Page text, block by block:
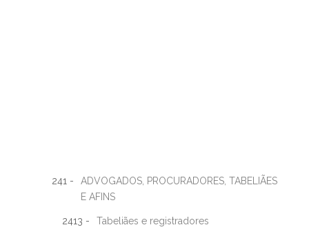
241 -
ADVOGADOS, PROCURADORES, TABELIÃES
E AFINS
2413 - Tabeliães e registradores